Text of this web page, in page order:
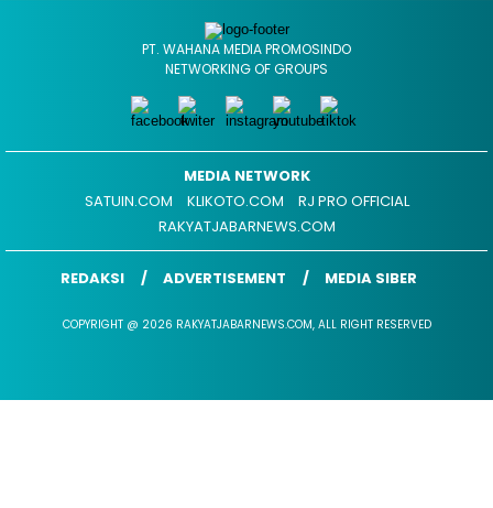
PT. WAHANA MEDIA PROMOSINDO
NETWORKING OF GROUPS
MEDIA NETWORK
SATUIN.COM
KLIKOTO.COM
RJ PRO OFFICIAL
RAKYATJABARNEWS.COM
REDAKSI ADVERTISEMENT MEDIA SIBER
COPYRIGHT @ 2026 RAKYATJABARNEWS.COM, ALL RIGHT RESERVED